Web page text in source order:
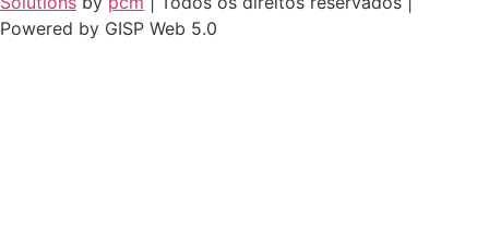
Powered by GISP Web 5.0